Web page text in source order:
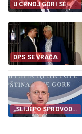
U CRNOJ GORI SE
PITA SATLER
DPS SE VRAĆA
„SLIJEPO SPROVODE
NAREĐENJA“